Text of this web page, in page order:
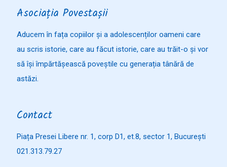
Asociația Povestașii
Aducem în fața copiilor și a adolescenților oameni care
au scris istorie, care au făcut istorie, care au trăit-o și vor
să își împărtășească poveștile cu generația tânără de
astăzi.
Contact
Piața Presei Libere nr. 1, corp D1, et.8, sector 1, București
021.313.79.27